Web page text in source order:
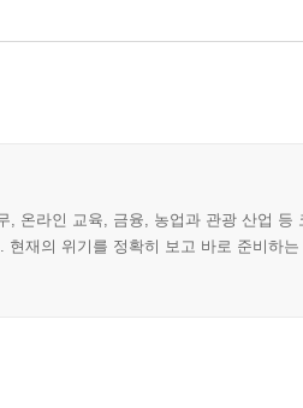
온라인 교육, 금융, 농업과 관광 산업 등
재의 위기를 정확히 보고 바로 준비하